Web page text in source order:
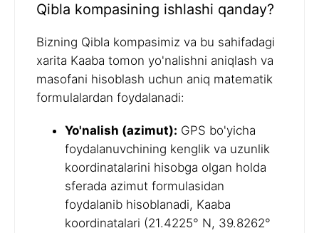
Qibla kompasining ishlashi qanday?
Bizning Qibla kompasimiz va bu sahifadagi
xarita Kaaba tomon yo'nalishni aniqlash va
masofani hisoblash uchun aniq matematik
formulalardan foydalanadi:
Yo'nalish (azimut): GPS bo'yicha
foydalanuvchining kenglik va uzunlik
koordinatalarini hisobga olgan holda
sferada azimut formulasidan
foydalanib hisoblanadi, Kaaba
koordinatalari (21.4225° N, 39.8262°